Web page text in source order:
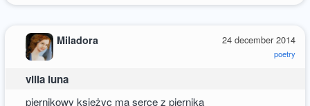
24 december 2014
poetry
Miladora
villa luna
piernikowy księżyc ma serce z piernika